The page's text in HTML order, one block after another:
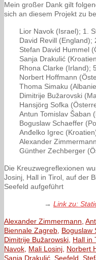
Mein großer Dank gilt
sich an diesem Projekt zu
Lior Navok (Israel); 1.
David Revill (England);
Stefan David Hummel
Sanja Drakulić
Rhona Clarke (Irland);
Norbert Hoffmann
Thoma Simaku
Dimitrije Bužarovski
Hansjörg Sofka
Antun Tomislav Šaban
Boguslaw Schaeffer
Anđelko Igrec
Alexander
Günther Zechberger
Die Kreuzwegreflexionen
Josinj, Hall in Tirol, auf der
Seefeld aufgeführt
→ Link zu:
Alexander Zimmermann
Biennale Zagreb Boguslaw
Dimitrije Bužarowski Hall in
Navok Mali Losinj Norbert
Sanja Drakulić Seefeld